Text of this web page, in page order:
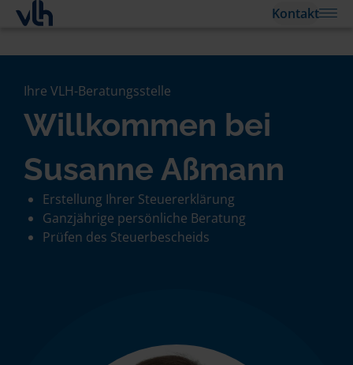
Kontakt
Ihre VLH-Beratungsstelle
Willkommen bei
Susanne Aßmann
Erstellung Ihrer Steuererklärung
Ganzjährige persönliche Beratung
Prüfen des Steuerbescheids